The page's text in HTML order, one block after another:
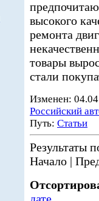
высокого
ремонта
товары
стали
Изменен:
Российский
Путь: Статьи
Результаты
Начало |